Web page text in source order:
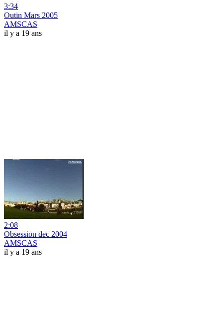
3:34
Outin Mars 2005
AMSCAS
il y a 19 ans
2:08
Obsession dec 2004
AMSCAS
il y a 19 ans